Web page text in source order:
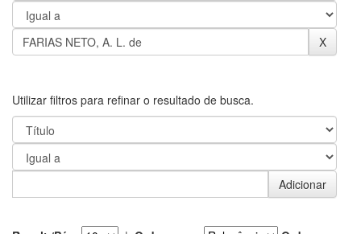
Utilizar filtros para refinar o resultado de busca.